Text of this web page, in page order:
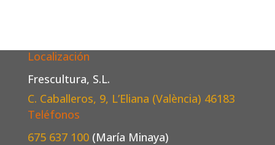
Localización
Frescultura, S.L.
C. Caballeros, 9, L’Eliana (València) 46183
Teléfonos
675 637 100 (María Minaya)